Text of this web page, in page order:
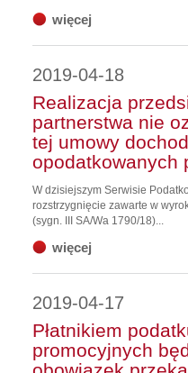
więcej
2019-04-18
Realizacja
partnerstwa nie
tej umowy
opodatkowanych
W dzisiejszym Serwisie
rozstrzygnięcie zawarte w
(sygn. III SA/Wa 1790/18)...
więcej
2019-04-17
Płatnikiem
promocyjnych